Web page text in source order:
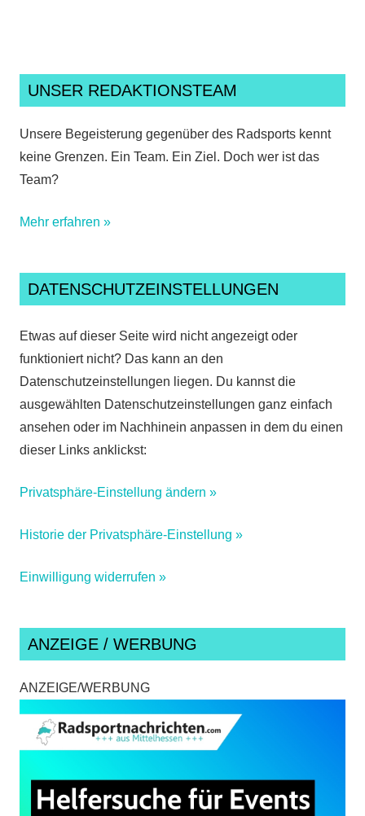
UNSER REDAKTIONSTEAM
Unsere Begeisterung gegenüber des Radsports kennt
keine Grenzen. Ein Team. Ein Ziel. Doch wer ist das
Team?
Mehr erfahren »
DATENSCHUTZEINSTELLUNGEN
Etwas auf dieser Seite wird nicht angezeigt oder
funktioniert nicht? Das kann an den
Datenschutzeinstellungen liegen. Du kannst die
ausgewählten Datenschutzeinstellungen ganz einfach
ansehen oder im Nachhinein anpassen in dem du einen
dieser Links anklickst:
Privatsphäre-Einstellung ändern »
Historie der Privatsphäre-Einstellung »
Einwilligung widerrufen »
ANZEIGE / WERBUNG
ANZEIGE/WERBUNG